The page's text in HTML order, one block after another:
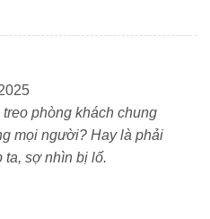
– Tối đa hóa trải nghiệm
phòng khách chung
mọi người? Hay là phải
ta, sợ nhìn bị lố.